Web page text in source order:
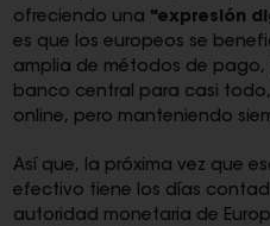
ofreciendo una "expresión
es que los europeos se
amplia de métodos de pago,
banco central para casi
online, pero manteniendo
Así que, la próxima vez que
efectivo tiene los días
autoridad monetaria de